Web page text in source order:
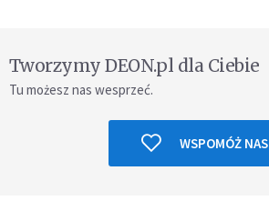
Tworzymy DEON.pl dla Ciebie
Tu możesz nas wesprzeć.
WSPOMÓŻ NAS